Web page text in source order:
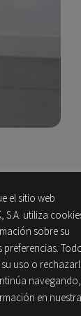
estos dos
a las
este
de
el sitio web
S.A. utiliza
sobre su
uso o
navegando,
en nuestra